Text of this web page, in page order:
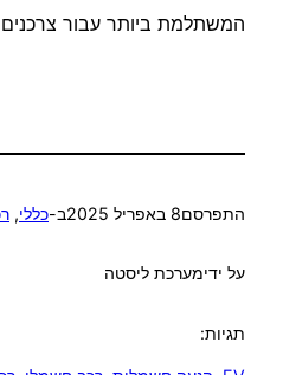
המשתלמת ביותר עבור
התפרסם8 באפריל 2025 ב-כללי,
על ידימערכת ליסטה
תגיות: